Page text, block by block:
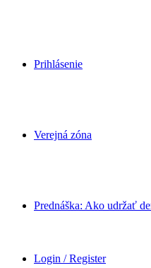
Prihlásenie
Verejná zóna
Prednáška: Ako udržať
Login / Register